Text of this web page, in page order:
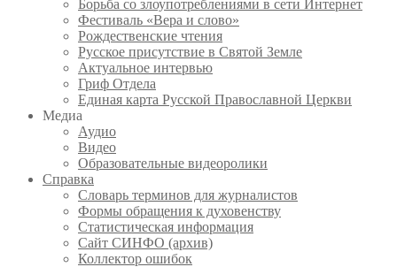
Борьба со злоупотреблениями в сети Интернет
Фестиваль «Вера и слово»
Рождественские чтения
Русское присутствие в Святой Земле
Актуальное интервью
Гриф Отдела
Единая карта Русской Православной Церкви
Медиа
Аудио
Видео
Образовательные видеоролики
Справка
Словарь терминов для журналистов
Формы обращения к духовенству
Статистическая информация
Сайт СИНФО (архив)
Коллектор ошибок